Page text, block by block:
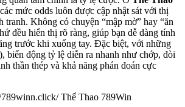
mức odds luôn được cập nhật sát với thị
tranh. Không có chuyện “mập mờ” hay “ăn
đều hiển thị rõ ràng, giúp bạn dễ dàng tính
trước khi xuống tay. Đặc biệt, với những
biến động tỷ lệ diễn ra nhanh như chớp, đòi
thần thép và khả năng phán đoán cực